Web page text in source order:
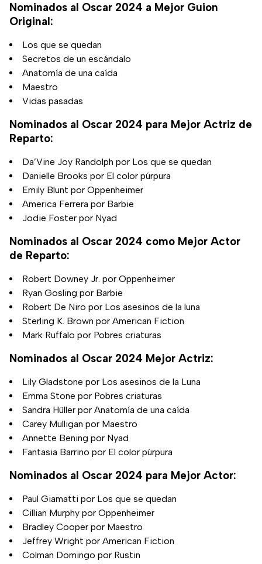
Nominados al Oscar 2024 a Mejor Guion
Original:
Los que se quedan
Secretos de un escándalo
Anatomía de una caída
Maestro
Vidas pasadas
Nominados al Oscar 2024 para Mejor Actriz de
Reparto:
Da’Vine Joy Randolph por Los que se quedan
Danielle Brooks por El color púrpura
Emily Blunt por Oppenheimer
America Ferrera por Barbie
Jodie Foster por Nyad
Nominados al Oscar 2024 como Mejor Actor
de Reparto:
Robert Downey Jr. por Oppenheimer
Ryan Gosling por Barbie
Robert De Niro por Los asesinos de la luna
Sterling K. Brown por American Fiction
Mark Ruffalo por Pobres criaturas
Nominados al Oscar 2024 Mejor Actriz:
Lily Gladstone por Los asesinos de la Luna
Emma Stone por Pobres criaturas
Sandra Hüller por Anatomía de una caída
Carey Mulligan por Maestro
Annette Bening por Nyad
Fantasia Barrino por El color púrpura
Nominados al Oscar 2024 para Mejor Actor:
Paul Giamatti por Los que se quedan
Cillian Murphy por Oppenheimer
Bradley Cooper por Maestro
Jeffrey Wright por American Fiction
Colman Domingo por Rustin